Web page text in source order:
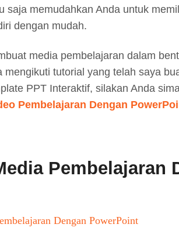
saja memudahkan Anda untuk
dengan mudah.
media pembelajaran dalam
mengikuti tutorial yang telah saya
PPT Interaktif, silakan Anda
Pembelajaran Dengan
Pembelajaran
Dengan PowerPoint